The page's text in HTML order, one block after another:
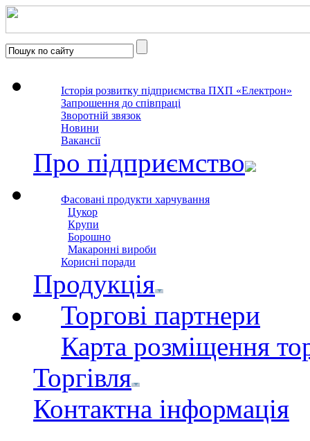
Історія розвитку підприємства ПХП «Електрон»
Запрошення до співпраці
Зворотній звязок
Новини
Вакансії
Про підприємство
Фасовані продукти харчування
Цукор
Крупи
Борошно
Макаронні вироби
Корисні поради
Продукція
Торгові партнери
Карта розміщення
Торгівля
Контактна інформація